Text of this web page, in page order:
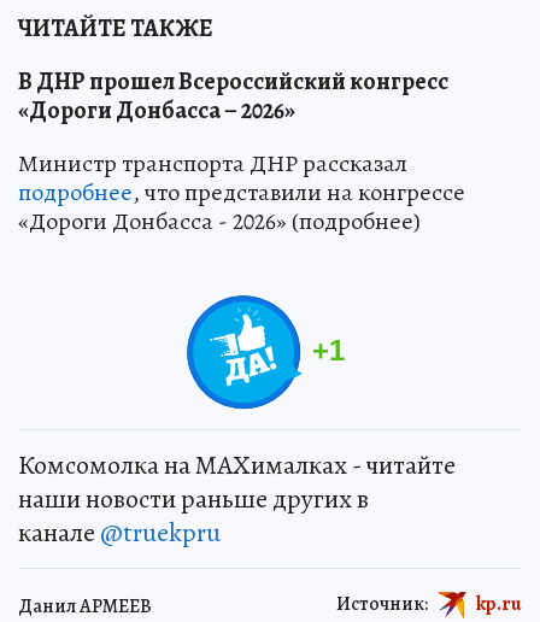
ЧИТАЙТЕ ТАКЖЕ
В ДНР прошел Всероссийский конгресс
«Дороги Донбасса – 2026»
Министр транспорта ДНР рассказал
подробнее, что представили на конгрессе
«Дороги Донбасса - 2026» (подробнее)
+1
Комсомолка на MAXималках - читайте
наши новости раньше других в
канале @truekpru
Данил АРМЕЕВ Источник: kp.ru